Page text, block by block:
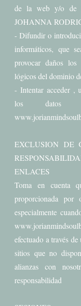
de la web y/o de
JOHANNA
- Difundir o
informáticos, que
provocar daños
lógicos del dominio
- Intentar acceder ,
los datos
EXCLUSION
ENLACES
Toma en cuenta
proporcionada
especialmente
efectuado a través
sitios que no
alianzas con
responsabilidad